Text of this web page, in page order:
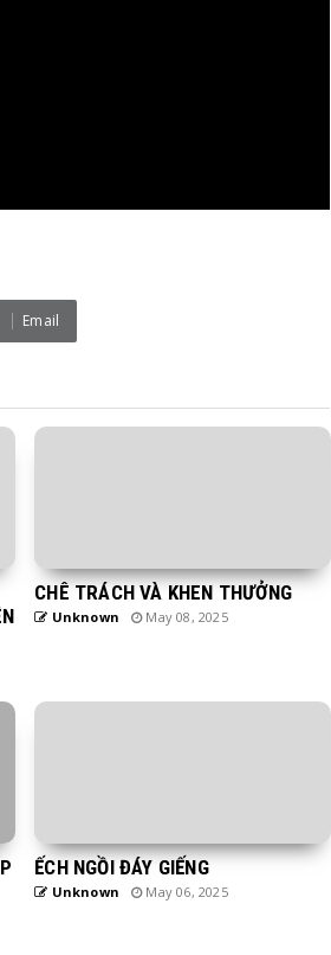
Email
CHÊ TRÁCH VÀ KHEN THƯỞNG
Unknown May 08, 2025
ẾCH NGỒI ĐÁY GIẾNG
Unknown May 06, 2025